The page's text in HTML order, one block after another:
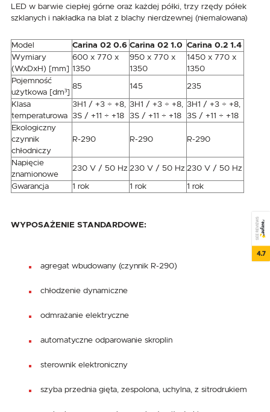
LED w barwie ciepłej górne oraz każdej półki, trzy rzędy półek
szklanych i nakładka na blat z blachy nierdzewnej (niemalowana)
Model Carina 02 0.6 Carina 02 1.0 Carina 0.2 1.4
Wymiary
(WxDxH) [mm]
600 x 770 x
1350
950 x 770 x
1350
1450 x 770 x
1350
Pojemność
użytkowa [dm³]
85 145 235
Klasa
temperaturowa
3H1 / +3 ÷ +8,
3S / +11 ÷ +18
3H1 / +3 ÷ +8,
3S / +11 ÷ +18
3H1 / +3 ÷ +8,
3S / +11 ÷ +18
Ekologiczny
czynnik
chłodniczy
R-290 R-290 R-290
Napięcie
znamionowe
230 V / 50 Hz 230 V / 50 Hz 230 V / 50 Hz
Gwarancja 1 rok 1 rok 1 rok
WYPOSAŻENIE STANDARDOWE:
agregat wbudowany (czynnik R-290)
chłodzenie dynamiczne
odmrażanie elektryczne
automatyczne odparowanie skroplin
sterownik elektroniczny
szyba przednia gięta, zespolona, uchylna, z sitrodrukiem
SEE REVIEWS
4.7